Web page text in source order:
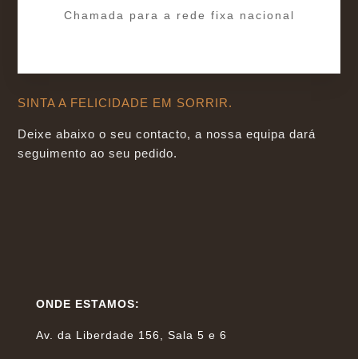
Chamada para a rede fixa nacional
SINTA A FELICIDADE EM SORRIR.
Deixe abaixo o seu contacto, a nossa equipa dará
seguimento ao seu pedido.
ONDE ESTAMOS:
Av. da Liberdade 156, Sala 5 e 6